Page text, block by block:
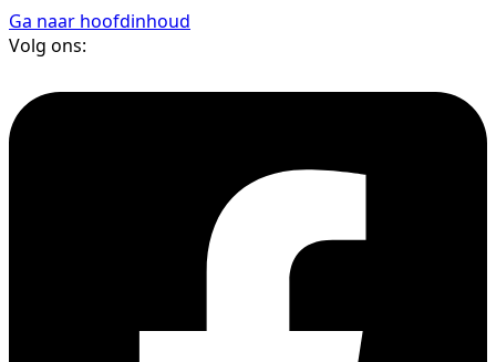
Ga naar hoofdinhoud
Volg ons: